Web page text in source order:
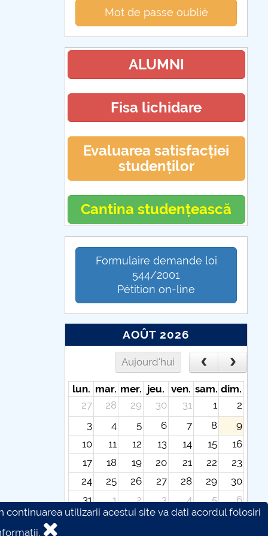
Mot de passe oublié
ALUMNI
Fisa lichidare
Evaluarea satisfacției
studenților
Cantina studențească
Formulaire demande loi
544/2001
Pétition on-line
AOÛT 2026
Aujourd'hui
lun. mar. mer. jeu. ven. sam. dim.
27
28 29 30 31 1
2
3
4 5 6 7 8
9
10
11 12 13 14 15
16
17
18 19 20 21 22
23
24
25 26 27 28 29
30
31
1 2 3 4 5
6
continuarea utilizarii acestui site va dati acordul folosiri